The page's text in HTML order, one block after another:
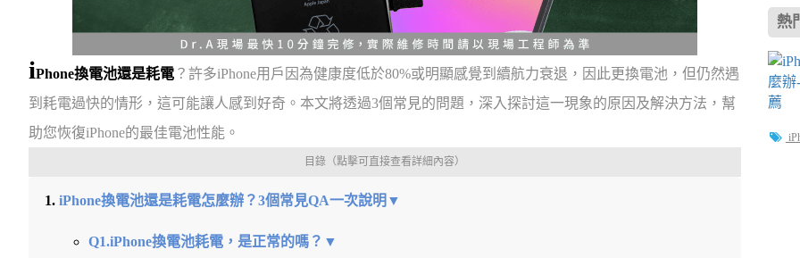
iPhone換電池還是耗電 ？許多iPhone用戶因為健康度低於80%或明顯感覺到續航力衰退，因此更換電池，但仍然遇
到耗電過快的情形，這可能讓人感到好奇。本文將透過3個常見的問題，深入探討這一現象的原因及解決方法，幫
助您恢復iPhone的最佳電池性能。
目錄（點擊可直接查看詳細內容）
iPhone換電池還是耗電怎麼辦？3個常見QA一次說明▼
Q1.iPhone換電池耗電，是正常的嗎？▼
熱